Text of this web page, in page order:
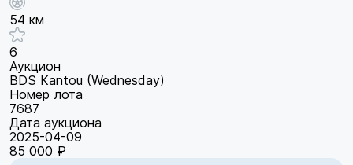
54 км
6
Аукцион
BDS Kantou (Wednesday)
Номер лота
7687
Дата аукциона
2025-04-09
85 000 ₽